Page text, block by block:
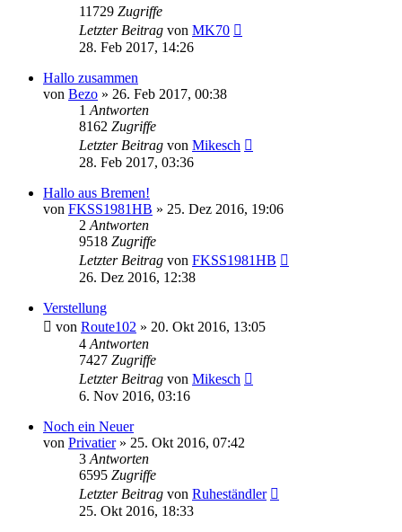
11729 Zugriffe
Letzter Beitrag von MK70
28. Feb 2017, 14:26
Hallo zusammen
von Bezo » 26. Feb 2017, 00:38
1 Antworten
8162 Zugriffe
Letzter Beitrag von Mikesch
28. Feb 2017, 03:36
Hallo aus Bremen!
von FKSS1981HB » 25. Dez 2016, 19:06
2 Antworten
9518 Zugriffe
Letzter Beitrag von FKSS1981HB
26. Dez 2016, 12:38
Verstellung
von Route102 » 20. Okt 2016, 13:05
4 Antworten
7427 Zugriffe
Letzter Beitrag von Mikesch
6. Nov 2016, 03:16
Noch ein Neuer
von Privatier» 25. Okt 2016, 07:42
3 Antworten
6595 Zugriffe
Letzter Beitrag von Ruheständler
25. Okt 2016, 18:33